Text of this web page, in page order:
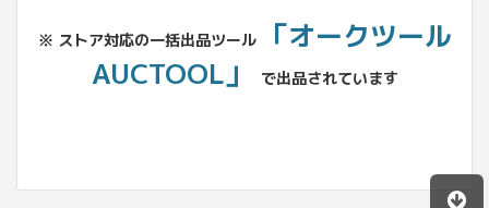
※ ストア対応の一括出品ツール
「オークツール
AUCTOOL」
で出品されています